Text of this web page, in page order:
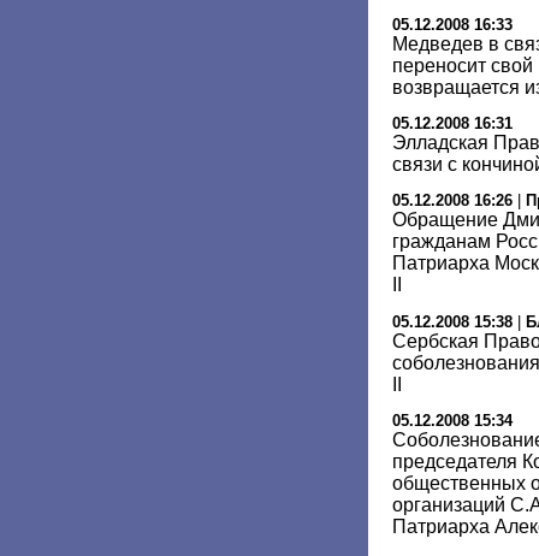
05.12.2008 16:33
Медведев в
переносит
возвращается
05.12.2008 16:31
Элладская
связи с
05.12.2008 16:26
Обращение
гражданам
Патриарха
05.12.2008 15:38 |
Сербская
05.12.2008 15:34
председателя
общественных
организаций
Патриарха